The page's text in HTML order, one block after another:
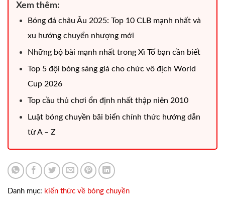
Xem thêm:
Bóng đá châu Âu 2025: Top 10 CLB mạnh nhất và
xu hướng chuyển nhượng mới
Những bộ bài mạnh nhất trong Xì Tố bạn cần biết
Top 5 đội bóng sáng giá cho chức vô địch World
Cup 2026
Top cầu thủ chơi ổn định nhất thập niên 2010
Luật bóng chuyền bãi biển chính thức hướng dẫn
từ A – Z
Danh mục: kiến thức về bóng chuyền